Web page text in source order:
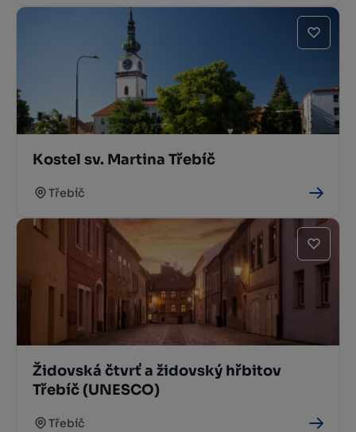
Kostel sv. Martina Třebíč
Třebíč
Židovská čtvrť a židovský hřbitov
Třebíč (UNESCO)
Třebíč